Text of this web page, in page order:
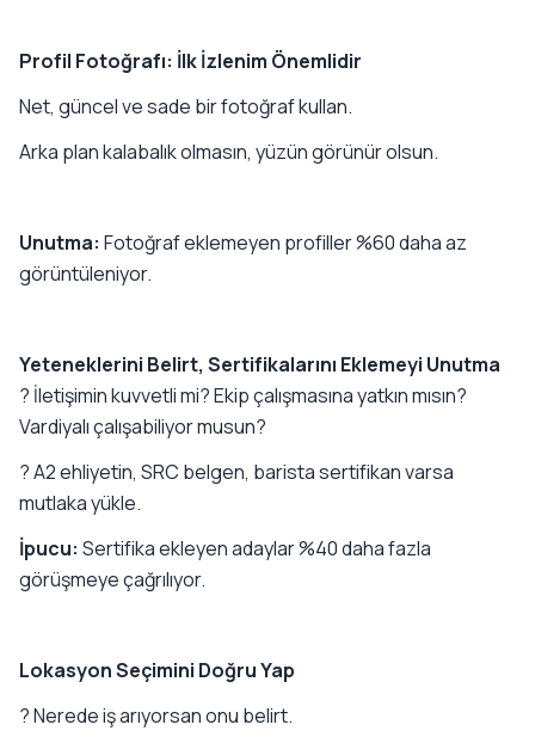
Profil Fotoğrafı: İlk İzlenim Önemlidir
Net, güncel ve sade bir fotoğraf kullan.
Arka plan kalabalık olmasın, yüzün görünür olsun.
Unutma: Fotoğraf eklemeyen profiller %60 daha az
görüntüleniyor.
Yeteneklerini Belirt, Sertifikalarını Eklemeyi Unutma
? İletişimin kuvvetli mi? Ekip çalışmasına yatkın mısın?
Vardiyalı çalışabiliyor musun?
? A2 ehliyetin, SRC belgen, barista sertifikan varsa
mutlaka yükle.
İpucu: Sertifika ekleyen adaylar %40 daha fazla
görüşmeye çağrılıyor.
Lokasyon Seçimini Doğru Yap
? Nerede iş arıyorsan onu belirt.